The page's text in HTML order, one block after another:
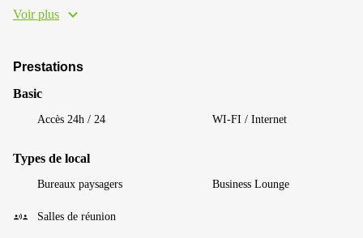
Voir plus
Prestations
Basic
Accès 24h / 24 WI-FI / Internet
Types de local
Bureaux paysagers Business Lounge
Salles de réunion